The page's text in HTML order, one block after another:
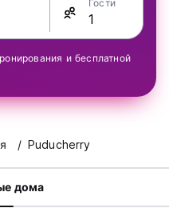
Гости
и бесплатной
Puducherry
дома